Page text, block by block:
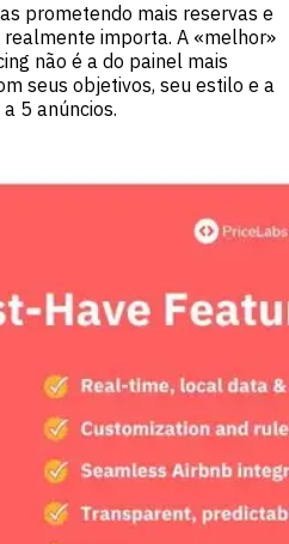
prometendo mais reservas e
importa. A «melhor»
não é a do painel mais
seus objetivos, seu estilo e a
5 anúncios.